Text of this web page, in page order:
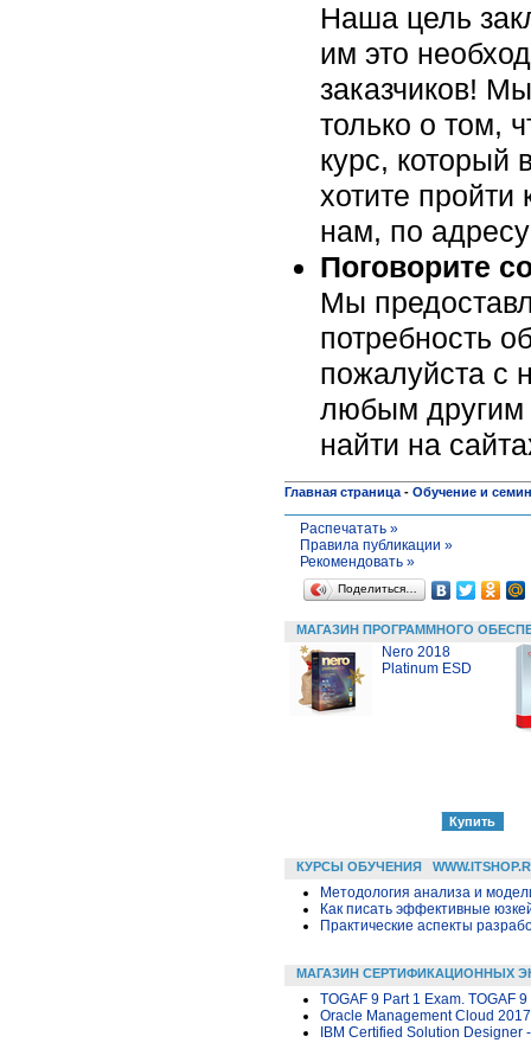
Наша цель
им это
заказчиков!
только о том,
курс, который
хотите
нам, по
Поговорите
Мы
потребность
пожалуйста c
любым другим
найти на
Главная страница - Обучение и
Распечатать »
Правила публикации »
Рекомендовать »
Поделиться…
МАГАЗИН ПРОГРАММНОГО
Nero 2018
Platinum ESD
КУРСЫ ОБУЧЕНИЯ
Методология анализа и
Как писать эффективные
Практические аспекты
МАГАЗИН СЕРТИФИКАЦИОННЫХ
TOGAF 9 Part 1 Exam. TOGAF
Oracle Management Cloud
IBM Certified Solution Designer